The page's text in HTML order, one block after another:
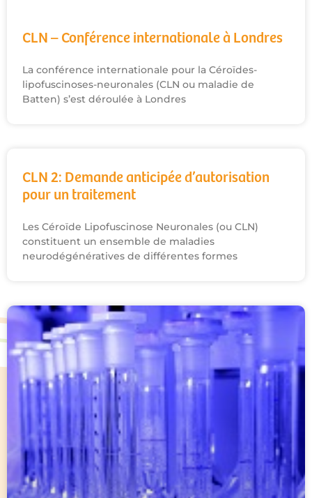
CLN – Conférence internationale à Londres
La conférence internationale pour la Céroïdes-
lipofuscinoses-neuronales (CLN ou maladie de
Batten) s’est déroulée à Londres
CLN 2: Demande anticipée d’autorisation
pour un traitement
Les Céroïde Lipofuscinose Neuronales (ou CLN)
constituent un ensemble de maladies
neurodégénératives de différentes formes